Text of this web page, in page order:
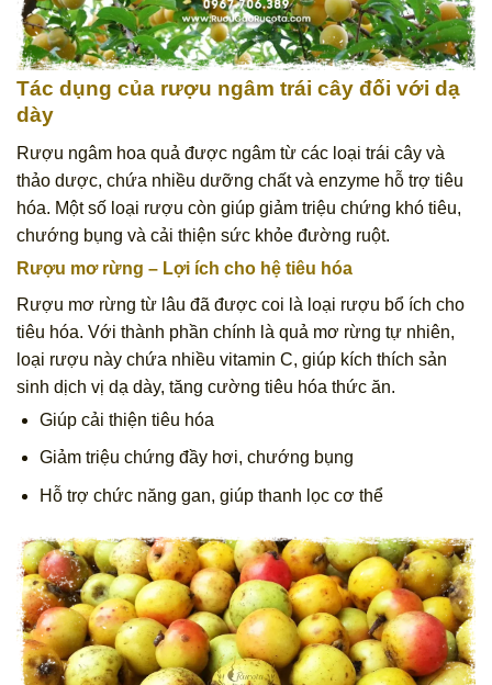
Tác dụng của rượu ngâm trái cây đối với dạ
dày
Rượu ngâm hoa quả được ngâm từ các loại trái cây và
thảo dược, chứa nhiều dưỡng chất và enzyme hỗ trợ tiêu
hóa. Một số loại rượu còn giúp giảm triệu chứng khó tiêu,
chướng bụng và cải thiện sức khỏe đường ruột.
Rượu mơ rừng – Lợi ích cho hệ tiêu hóa
Rượu mơ rừng từ lâu đã được coi là loại rượu bổ ích cho
tiêu hóa. Với thành phần chính là quả mơ rừng tự nhiên,
loại rượu này chứa nhiều vitamin C, giúp kích thích sản
sinh dịch vị dạ dày, tăng cường tiêu hóa thức ăn.
Giúp cải thiện tiêu hóa
Giảm triệu chứng đầy hơi, chướng bụng
Hỗ trợ chức năng gan, giúp thanh lọc cơ thể